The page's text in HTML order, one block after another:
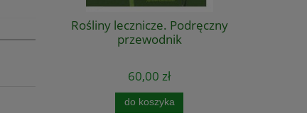
Rośliny lecznicze. Podręczny
przewodnik
60,00 zł
do koszyka